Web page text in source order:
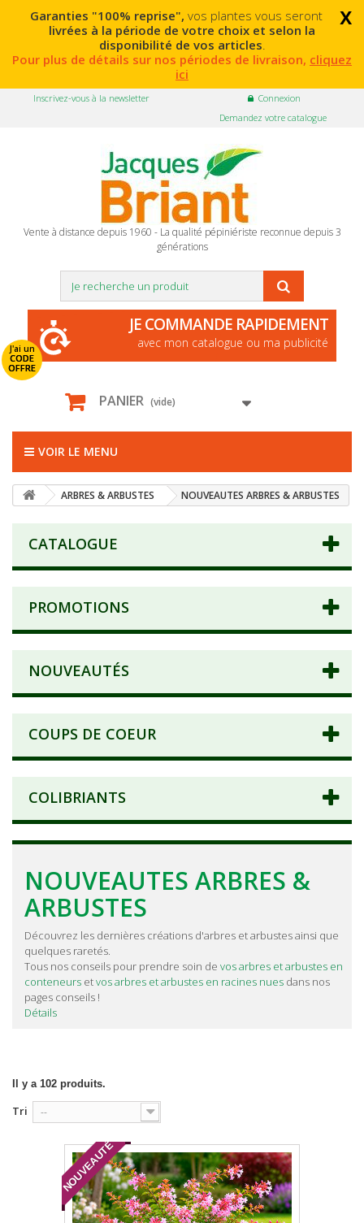
x
Garanties "100% reprise", vos plantes vous seront
livrées à la période de votre choix et selon la
disponibilité de vos articles.
Pour plus de détails sur nos périodes de livraison, cliquez
ici
Connexion
Inscrivez-vous à la newsletter
Demandez votre catalogue
Vente à distance depuis 1960 - La qualité pépiniériste reconnue depuis 3
générations
J'ai un
CODE
OFFRE
JE COMMANDE RAPIDEMENT
avec mon catalogue ou ma publicité
PANIER (vide)
VOIR LE MENU
ARBRES & ARBUSTES NOUVEAUTES ARBRES & ARBUSTES
CATALOGUE
PROMOTIONS
NOUVEAUTÉS
COUPS DE COEUR
COLIBRIANTS
NOUVEAUTES ARBRES &
ARBUSTES
Découvrez les dernières créations d'arbres et arbustes ainsi que
quelques raretés.
Tous nos conseils pour prendre soin de vos arbres et arbustes en
conteneurs etvos arbres et arbustes en racines nues dans nos
pages conseils !
Détails
Il y a 102 produits.
Tri --
NOUVEAUTÉ